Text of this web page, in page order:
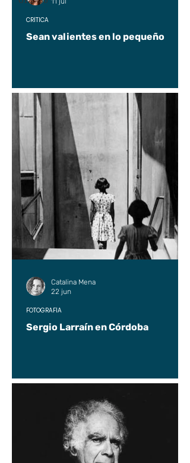
Sean valientes en lo pequeño
CRÍTICA
Sergio Larraín en Córdoba
FOTOGRAFÍA
Catalina Mena
22 jun